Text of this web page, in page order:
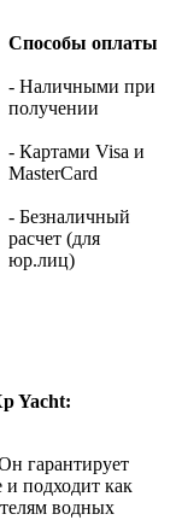
Способы оплаты
- Наличными при
получении
- Картами Visa и
MasterCard
- Безналичный
расчет (для
юр.лиц)
Yacht:
гарантирует
и подходит как
водных